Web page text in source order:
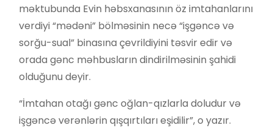
məktubunda Evin həbsxanasının öz imtahanlarını
verdiyi “mədəni” bölməsinin necə “işgəncə və
sorğu-sual” binasına çevrildiyini təsvir edir və
orada gənc məhbusların dindirilməsinin şahidi
olduğunu deyir.
“İmtahan otağı gənc oğlan-qızlarla doludur və
işgəncə verənlərin qışqırtıları eşidilir”, o yazır.